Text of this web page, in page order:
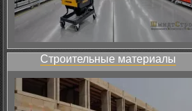
Строительные материалы